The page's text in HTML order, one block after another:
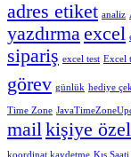
adres etiket analiz
yazdırmaexcel
sipariş excel test Excel
görev günlük hediye
Time Zone
mailkişiye